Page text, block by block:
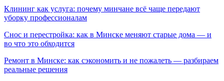
Клининг как услуга: почему минчане всё чаще передают
уборку профессионалам
Снос и перестройка: как в Минске меняют старые дома — и
во что это обходится
Ремонт в Минске: как сэкономить и не пожалеть — разбираем
реальные решения